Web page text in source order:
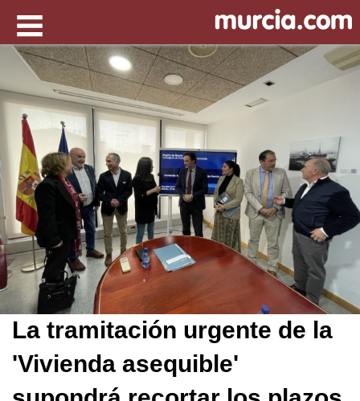
La tramitación urgente de la
'Vivienda asequible'